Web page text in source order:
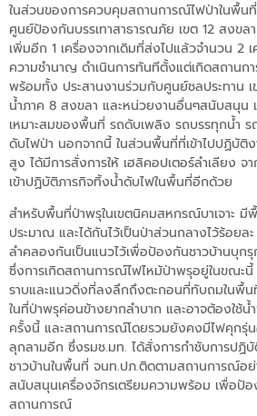
ในส่วนของการควบคุมสถานการณ์ไฟป่าในพื้น
ศูนย์ป้องกันบรรเทาสาธารณภัย เขต 12 สงขล
เพิ่มอีก 1 เครื่องจากเดิมที่ส่งไปแล้วจำนวน 2
ความชำนาญ ดำเนินการทันทีตั้งแต่เกิดสถานก
พร้อมทั้ง ประสานงานร่วมกับศูนย์ชลประทาน
น้ำภาค 8 สงขลา และหน่วยงานอื่นๆสนับสนุน
เหมาะสมของพื้นที่ รถดับเพลิง รถบรรทุกน้ำ
ดับไฟป่า นอกจากนี้ ในส่วนพื้นที่ที่เข้าไปปฏิบัติง
สูง ได้มีการสั่งการให้ เฮลิคอปเตอร์ลำเลียง จ
เข้าปฏิบัติภารกิจทิ้งน้ำดับไฟในพื้นที่อีกด้วย
สำหรับพื้นที่ป่าพรุในเขตนิคมสหกรณ์บาเจาะ
ประมาณ และได้กันไว้เป็นป่าส่วนกลางไว้ร้อย
ลำคลองกันเป็นแนวไว้เพื่อป้องกันชาวบ้านบุก
ซึ่งการเกิดสถานการณ์ไฟไหม้ป่าพรุอยู่ในขณะ
ราบและแนวดิ่งที่ลงลึกถึงตะกอนที่ทับถมในพื้
ในที่ป่าพรุค่อนข้างยากลำบาก และอาจต้องใช้น้
ครั้งนี้ และสถานการณ์โดยรวมยังคงมีไฟคุกรุ่
ลุกลามอีก ซึ่งรมช.มท. ได้สั่งการกำชับการปฏิบั
ชาวบ้านในพื้นที่ จนท.ปภ.ติดตามสถานการณ์อ
สนับสนุนเครื่องจักรเตรียมความพร้อม เพื่อป้
สถานการณ์